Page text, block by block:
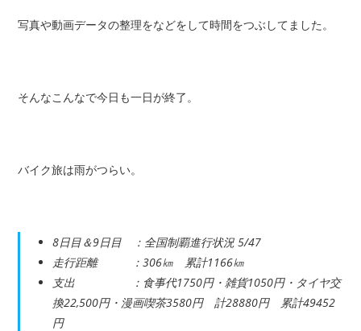
写真や動画データの整理をなどをして時間をつぶしてました。
そんなこんなで今日も一日が終了。
バイク旅は雨がつらい。
8日目＆9日目 ：全国制覇進行状況 5/47
走行距離 ：306㎞ 累計1166㎞
支出 ：食事代1750円・雑貨1050円・タイヤ交
換22,500円・漫画喫茶3580円 計28880円 累計49452
円